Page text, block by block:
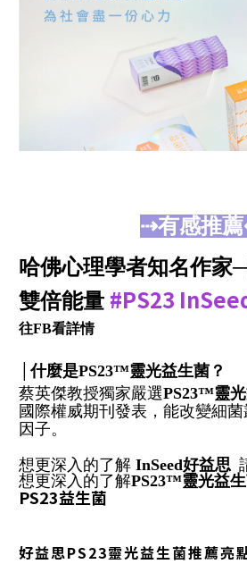
⇢有感推
哈佛心理學者知名作家
雙倍能量 #PS23
往FB看詳情
│什麼是PS23™靈光益生菌？
蔡英傑教授獨家嚴選PS23™靈
國際權威期刊發表，能改變細
因子。
想更深入的了解 InSeed好益思
想更深入的了解PS23™靈光益
PS23益生菌
好益思PS23靈光益生菌推薦亮